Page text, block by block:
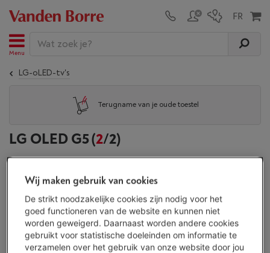
Menu
LG-oLED-tv's
Terugname van je oude toestel
LG OLED G5(2/2)
Weergave
Wij maken gebruik van cookies
De strikt noodzakelijke cookies zijn nodig voor het
goed functioneren van de website en kunnen niet
worden geweigerd. Daarnaast worden andere cookies
gebruikt voor statistische doeleinden om informatie te
verzamelen over het gebruik van onze website door jou